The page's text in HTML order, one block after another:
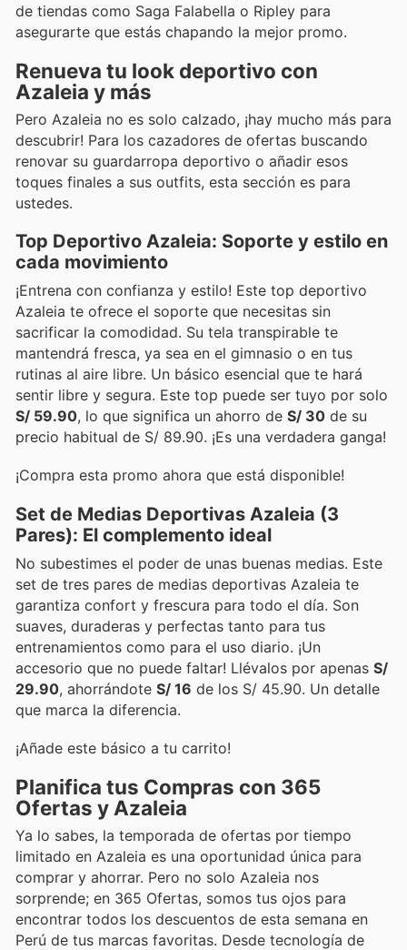
de tiendas como Saga Falabella o Ripley para
asegurarte que estás chapando la mejor promo.
Renueva tu look deportivo con
Azaleia y más
Pero Azaleia no es solo calzado, ¡hay mucho más para
descubrir! Para los cazadores de ofertas buscando
renovar su guardarropa deportivo o añadir esos
toques finales a sus outfits, esta sección es para
ustedes.
Top Deportivo Azaleia: Soporte y estilo en
cada movimiento
¡Entrena con confianza y estilo! Este top deportivo
Azaleia te ofrece el soporte que necesitas sin
sacrificar la comodidad. Su tela transpirable te
mantendrá fresca, ya sea en el gimnasio o en tus
rutinas al aire libre. Un básico esencial que te hará
sentir libre y segura. Este top puede ser tuyo por solo
S/ 59.90, lo que significa un ahorro de S/ 30 de su
precio habitual de S/ 89.90. ¡Es una verdadera ganga!
¡Compra esta promo ahora que está disponible!
Set de Medias Deportivas Azaleia (3
Pares): El complemento ideal
No subestimes el poder de unas buenas medias. Este
set de tres pares de medias deportivas Azaleia te
garantiza confort y frescura para todo el día. Son
suaves, duraderas y perfectas tanto para tus
entrenamientos como para el uso diario. ¡Un
accesorio que no puede faltar! Llévalos por apenas S/
29.90, ahorrándote S/ 16 de los S/ 45.90. Un detalle
que marca la diferencia.
¡Añade este básico a tu carrito!
Planifica tus Compras con 365
Ofertas y Azaleia
Ya lo sabes, la temporada de ofertas por tiempo
limitado en Azaleia es una oportunidad única para
comprar y ahorrar. Pero no solo Azaleia nos
sorprende; en 365 Ofertas, somos tus ojos para
encontrar todos los descuentos de esta semana en
Perú de tus marcas favoritas. Desde tecnología de